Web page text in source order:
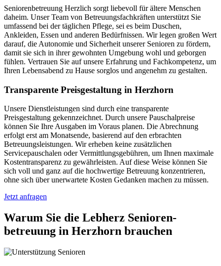
Seniorenbetreuung Herzlich sorgt liebevoll für ältere Menschen
daheim. Unser Team von Betreuungsfachkräften unterstützt Sie
umfassend bei der täglichen Pflege, sei es beim Duschen,
Ankleiden, Essen und anderen Bedürfnissen. Wir legen großen Wert
darauf, die Autonomie und Sicherheit unserer Senioren zu fördern,
damit sie sich in ihrer gewohnten Umgebung wohl und geborgen
fühlen. Vertrauen Sie auf unsere Erfahrung und Fachkompetenz, um
Ihren Lebensabend zu Hause sorglos und angenehm zu gestalten.
Transparente Preisgestaltung in Herzhorn
Unsere Dienstleistungen sind durch eine transparente
Preisgestaltung gekennzeichnet. Durch unsere Pauschalpreise
können Sie Ihre Ausgaben im Voraus planen. Die Abrechnung
erfolgt erst am Monatsende, basierend auf den erbrachten
Betreuungsleistungen. Wir erheben keine zusätzlichen
Servicepauschalen oder Vermittlungsgebühren, um Ihnen maximale
Kostentransparenz zu gewährleisten. Auf diese Weise können Sie
sich voll und ganz auf die hochwertige Betreuung konzentrieren,
ohne sich über unerwartete Kosten Gedanken machen zu müssen.
Jetzt anfragen
Warum Sie die Lebherz Senioren­
betreuung in Herzhorn brauchen